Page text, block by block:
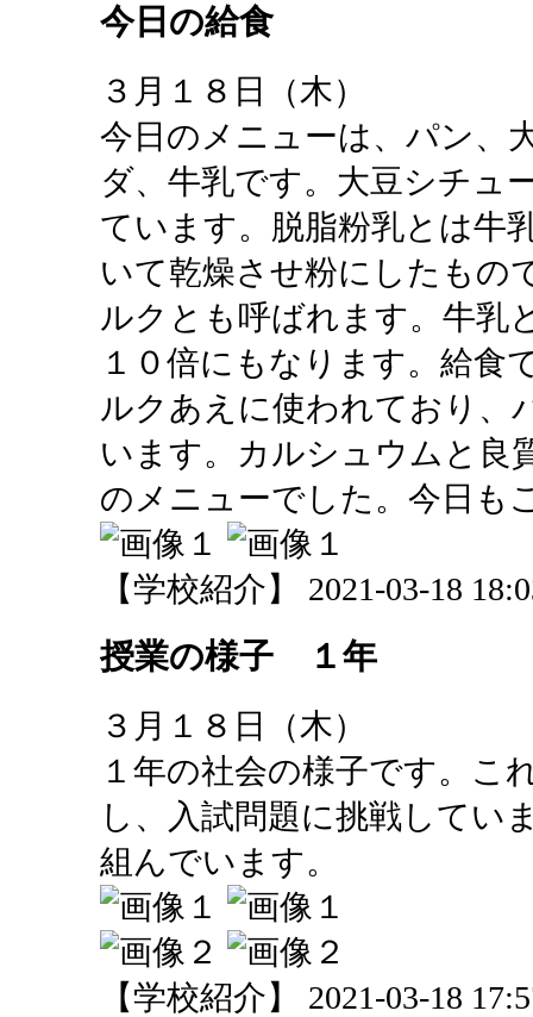
今日の給食
３月１８日（木）
今日のメニューは、パン、
ダ、牛乳です。大豆シチュ
ています。脱脂粉乳とは牛
いて乾燥させ粉にしたもの
ルクとも呼ばれます。牛乳
１０倍にもなります。給食
ルクあえに使われており、
います。カルシュウムと良
のメニューでした。今日も
【学校紹介】 2021-03-18
授業の様子 １年
３月１８日（木）
１年の社会の様子です。こ
し、入試問題に挑戦してい
組んでいます。
【学校紹介】 2021-03-18